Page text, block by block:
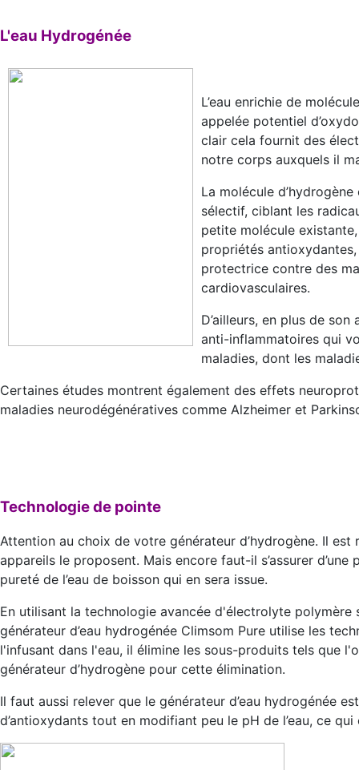
L'eau Hydrogénée
L’eau enrichie de
appelée potentiel
clair cela fournit des
notre corps auxquels il
La molécule
sélectif, ciblant les
petite molécule
propriétés antioxydantes,
protectrice contre des
cardiovasculaires.
D’ailleurs, en plus de
anti-inflammatoires qui
maladies, dont les
Certaines études montrent également des effets
maladies neurodégénératives comme Alzheimer et
Technologie de pointe
Attention au choix de votre générateur d’hydrogène. Il
appareils le proposent. Mais encore faut-il s’assurer
pureté de l’eau de boisson qui en sera issue.
En utilisant la technologie avancée d'électrolyte polymère
générateur d’eau hydrogénée Climsom Pure utilise les
l'infusant dans l'eau, il élimine les sous-produits tels que
générateur d’hydrogène pour cette élimination.
Il faut aussi relever que le générateur d’eau hydrogénée
d’antioxydants tout en modifiant peu le pH de l’eau, ce